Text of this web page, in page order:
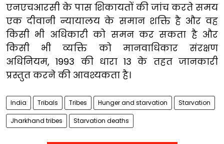
एनएचआरसी के पास शिकायतों की जांच करते समय
एक दीवानी न्यायालय के समान शक्ति है और वह
किसी भी अधिकारी को समन कर सकता है और
किसी भी व्यक्ति को मानवाधिकार संरक्षण
अधिनियम, 1993 की धारा 13 के तहत जानकारी
प्रस्तुत करने की आवश्यकता है।
India Tribals Tribes Hunger and starvation Starvation
Jharkhand tribes Starvation deaths